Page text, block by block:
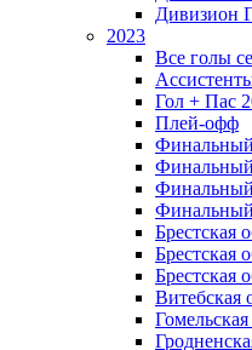
Дивизион
2023
Все голы
Гол + Пас
Плей-офф
Финальный
Финальный
Финальный
Финальный
Брестская
Брестская
Брестская
Витебская
Гомельская